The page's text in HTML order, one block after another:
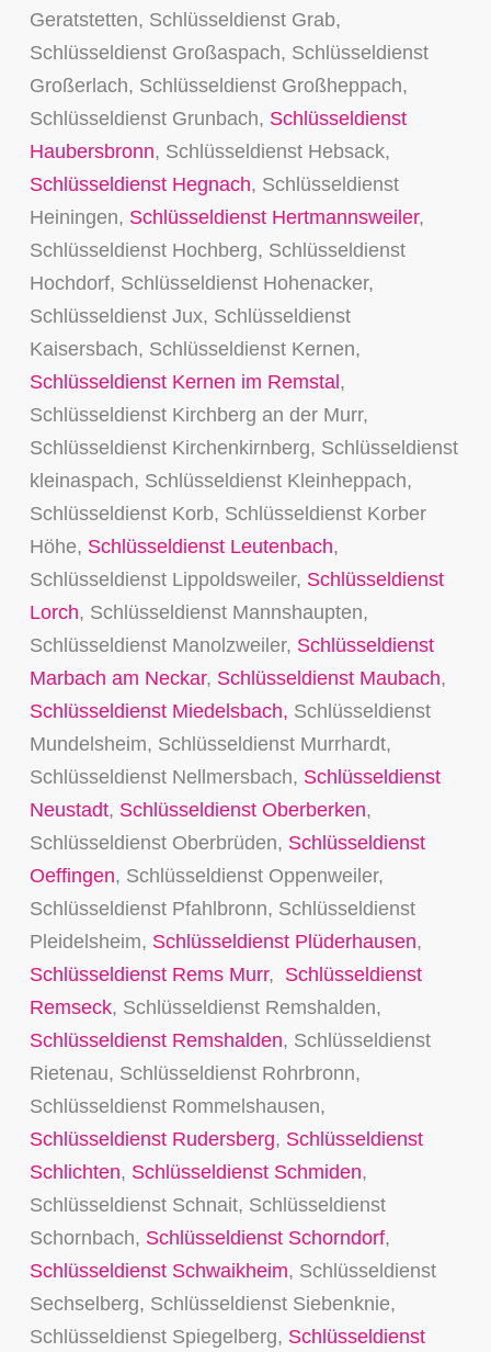
Geratstetten, Schlüsseldienst Grab,
Schlüsseldienst Großaspach, Schlüsseldienst
Großerlach, Schlüsseldienst Großheppach,
Schlüsseldienst Grunbach, Schlüsseldienst
Haubersbronn, Schlüsseldienst Hebsack,
Schlüsseldienst Hegnach, Schlüsseldienst
Heiningen, Schlüsseldienst Hertmannsweiler,
Schlüsseldienst Hochberg, Schlüsseldienst
Hochdorf, Schlüsseldienst Hohenacker,
Schlüsseldienst Jux, Schlüsseldienst
Kaisersbach, Schlüsseldienst Kernen,
Schlüsseldienst Kernen im Remstal ,
Schlüsseldienst Kirchberg an der Murr,
Schlüsseldienst Kirchenkirnberg, Schlüsseldienst
kleinaspach, Schlüsseldienst Kleinheppach,
Schlüsseldienst Korb, Schlüsseldienst Korber
Höhe, Schlüsseldienst Leutenbach,
Schlüsseldienst Lippoldsweiler, Schlüsseldienst
Lorch, Schlüsseldienst Mannshaupten,
Schlüsseldienst Manolzweiler, Schlüsseldienst
Marbach am Neckar, Schlüsseldienst Maubach,
Schlüsseldienst Miedelsbach, Schlüsseldienst
Mundelsheim, Schlüsseldienst Murrhardt,
Schlüsseldienst Nellmersbach, Schlüsseldienst
Neustadt, Schlüsseldienst Oberberken,
Schlüsseldienst Oberbrüden, Schlüsseldienst
Oeffingen, Schlüsseldienst Oppenweiler,
Schlüsseldienst Pfahlbronn, Schlüsseldienst
Pleidelsheim, Schlüsseldienst Plüderhausen,
Schlüsseldienst Rems Murr, Schlüsseldienst
Remseck, Schlüsseldienst Remshalden,
Schlüsseldienst Remshalden, Schlüsseldienst
Rietenau, Schlüsseldienst Rohrbronn,
Schlüsseldienst Rommelshausen,
Schlüsseldienst Rudersberg, Schlüsseldienst
Schlichten, Schlüsseldienst Schmiden,
Schlüsseldienst Schnait, Schlüsseldienst
Schornbach, Schlüsseldienst Schorndorf,
Schlüsseldienst Schwaikheim, Schlüsseldienst
Sechselberg, Schlüsseldienst Siebenknie,
Schlüsseldienst Spiegelberg, Schlüsseldienst